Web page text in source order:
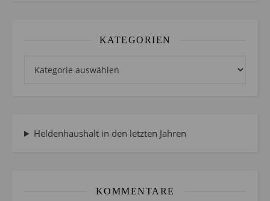
KATEGORIEN
Heldenhaushalt in den letzten Jahren
KOMMENTARE